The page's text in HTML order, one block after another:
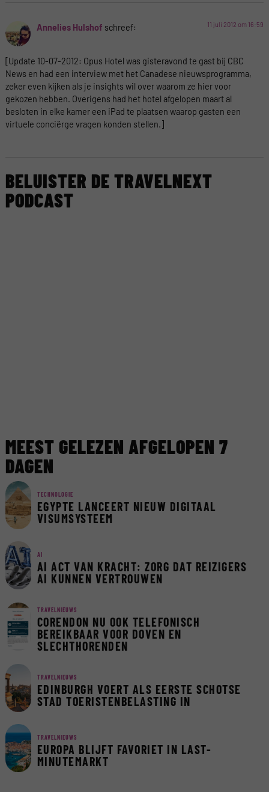
Annelies Hulshof schreef: 11 juli 2012 om 16:59
[Update 10-07-2012: Opus Hotel was gisteravond te gast bij CBC
News en had een interview met het Canadese nieuwsprogramma,
zeker even kijken als je insights wil over waarom ze hier voor
gekozen hebben. Overigens had het hotel afgelopen maart al
besloten in elke kamer een iPad te plaatsen waarop gasten een
virtuele conciërge vragen konden stellen.]
BELUISTER DE TRAVELNEXT
PODCAST
MEEST GELEZEN AFGELOPEN 7
DAGEN
TECHNOLOGIE
EGYPTE LANCEERT NIEUW DIGITAAL
VISUMSYSTEEM
AI
AI ACT VAN KRACHT: ZORG DAT REIZIGERS
AI KUNNEN VERTROUWEN
TRAVELNIEUWS
CORENDON NU OOK TELEFONISCH
BEREIKBAAR VOOR DOVEN EN
SLECHTHORENDEN
TRAVELNIEUWS
EDINBURGH VOERT ALS EERSTE SCHOTSE
STAD TOERISTENBELASTING IN
TRAVELNIEUWS
EUROPA BLIJFT FAVORIET IN LAST-
MINUTEMARKT